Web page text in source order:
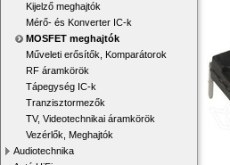
Kijelző meghajtók
Mérő- és Konverter IC-k
MOSFET meghajtók
Műveleti erősítők, Komparátorok
RF áramkörök
Tápegység IC-k
Tranzisztormezők
TV, Videotechnikai áramkörök
Vezérlők, Meghajtók
Audiotechnika